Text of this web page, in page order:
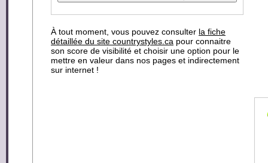
À tout moment, vous pouvez consulter la fiche
détaillée du site countrystyles.ca pour connaitre
son score de visibilité et choisir une option pour le
mettre en valeur dans nos pages et indirectement
sur internet !